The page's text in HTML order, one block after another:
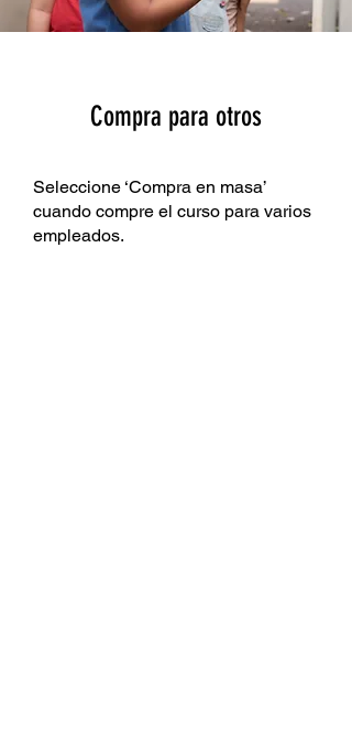
Compra para otros
Seleccione ‘Compra en masa’
cuando compre el curso para varios
empleados.